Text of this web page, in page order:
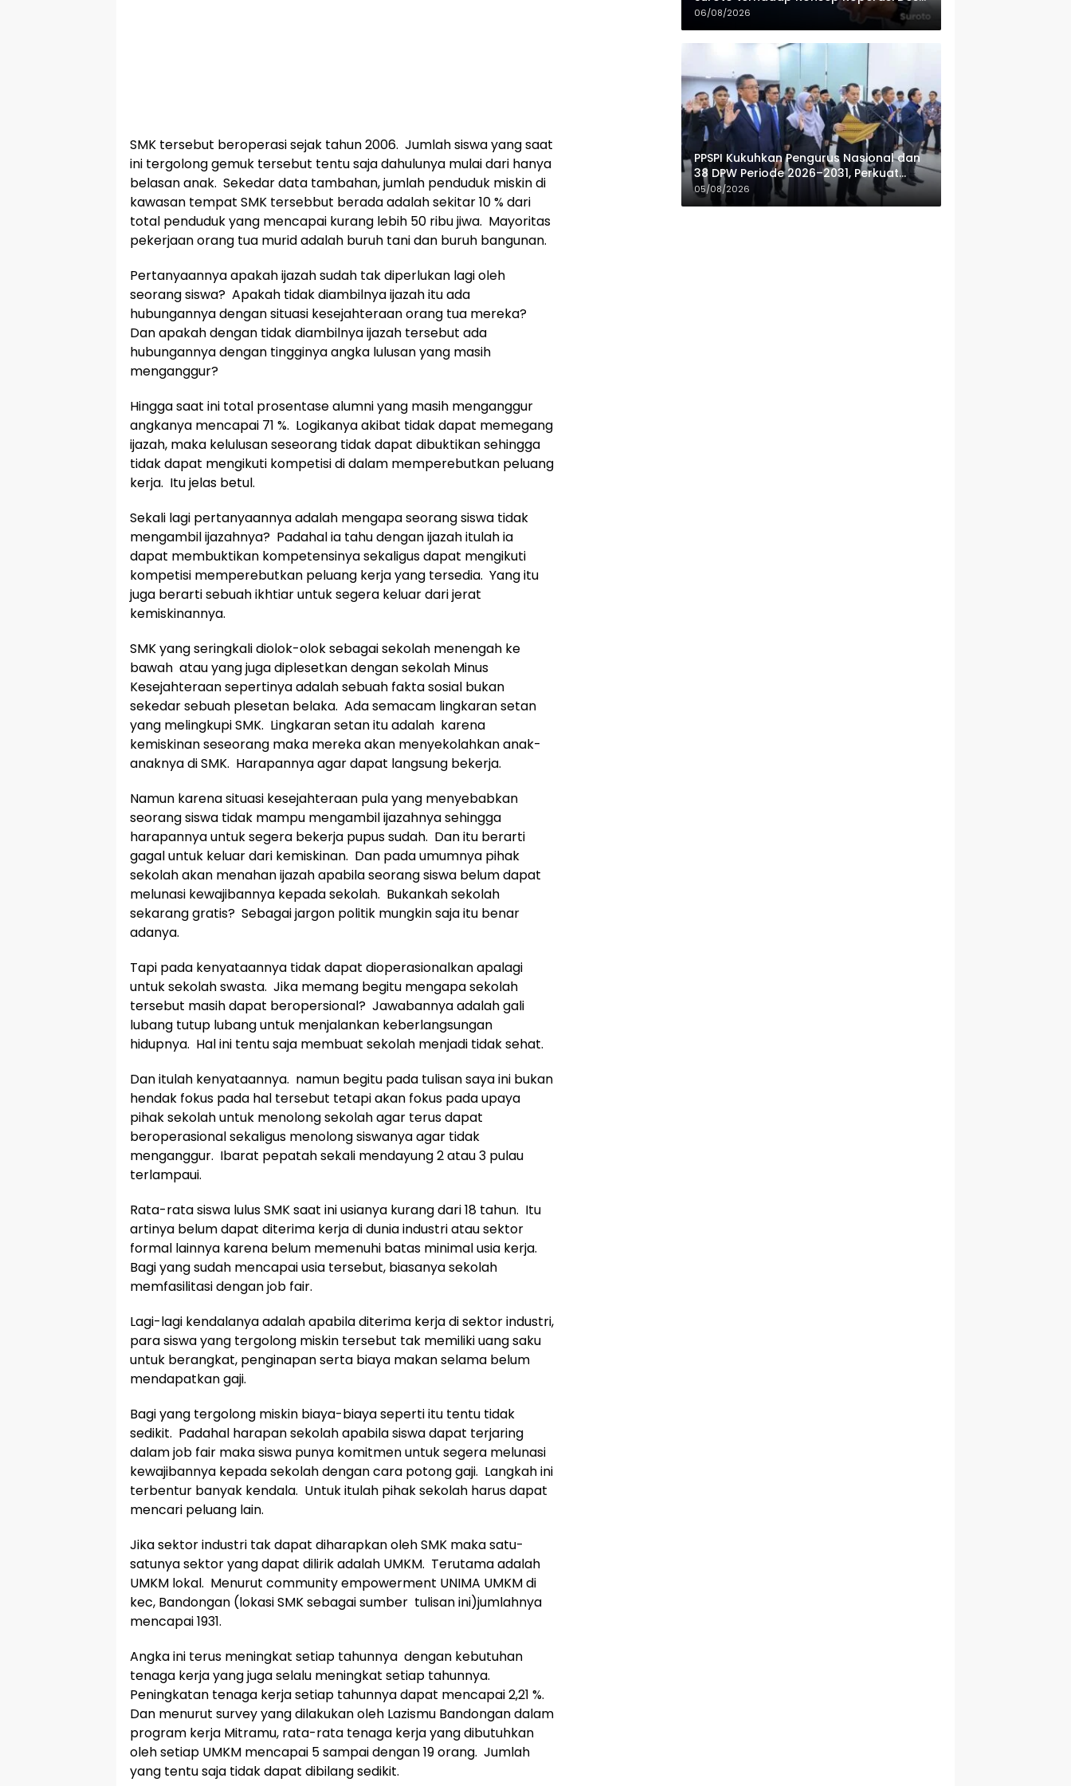
SMK tersebut beroperasi sejak tahun 2006. Jumlah siswa yang saat
ini tergolong gemuk tersebut tentu saja dahulunya mulai dari hanya
belasan anak. Sekedar data tambahan, jumlah penduduk miskin di
kawasan tempat SMK tersebbut berada adalah sekitar 10 % dari
total penduduk yang mencapai kurang lebih 50 ribu jiwa. Mayoritas
pekerjaan orang tua murid adalah buruh tani dan buruh bangunan.
Pertanyaannya apakah ijazah sudah tak diperlukan lagi oleh
seorang siswa? Apakah tidak diambilnya ijazah itu ada
hubungannya dengan situasi kesejahteraan orang tua mereka?
Dan apakah dengan tidak diambilnya ijazah tersebut ada
hubungannya dengan tingginya angka lulusan yang masih
menganggur?
Hingga saat ini total prosentase alumni yang masih menganggur
angkanya mencapai 71 %. Logikanya akibat tidak dapat memegang
ijazah, maka kelulusan seseorang tidak dapat dibuktikan sehingga
tidak dapat mengikuti kompetisi di dalam memperebutkan peluang
kerja. Itu jelas betul.
Sekali lagi pertanyaannya adalah mengapa seorang siswa tidak
mengambil ijazahnya? Padahal ia tahu dengan ijazah itulah ia
dapat membuktikan kompetensinya sekaligus dapat mengikuti
kompetisi memperebutkan peluang kerja yang tersedia. Yang itu
juga berarti sebuah ikhtiar untuk segera keluar dari jerat
kemiskinannya.
SMK yang seringkali diolok-olok sebagai sekolah menengah ke
bawah atau yang juga diplesetkan dengan sekolah Minus
Kesejahteraan sepertinya adalah sebuah fakta sosial bukan
sekedar sebuah plesetan belaka. Ada semacam lingkaran setan
yang melingkupi SMK. Lingkaran setan itu adalah karena
kemiskinan seseorang maka mereka akan menyekolahkan anak-
anaknya di SMK. Harapannya agar dapat langsung bekerja.
Namun karena situasi kesejahteraan pula yang menyebabkan
seorang siswa tidak mampu mengambil ijazahnya sehingga
harapannya untuk segera bekerja pupus sudah. Dan itu berarti
gagal untuk keluar dari kemiskinan. Dan pada umumnya pihak
sekolah akan menahan ijazah apabila seorang siswa belum dapat
melunasi kewajibannya kepada sekolah. Bukankah sekolah
sekarang gratis? Sebagai jargon politik mungkin saja itu benar
adanya.
Tapi pada kenyataannya tidak dapat dioperasionalkan apalagi
untuk sekolah swasta. Jika memang begitu mengapa sekolah
tersebut masih dapat beropersional? Jawabannya adalah gali
lubang tutup lubang untuk menjalankan keberlangsungan
hidupnya. Hal ini tentu saja membuat sekolah menjadi tidak sehat.
Dan itulah kenyataannya. namun begitu pada tulisan saya ini bukan
hendak fokus pada hal tersebut tetapi akan fokus pada upaya
pihak sekolah untuk menolong sekolah agar terus dapat
beroperasional sekaligus menolong siswanya agar tidak
menganggur. Ibarat pepatah sekali mendayung 2 atau 3 pulau
terlampaui.
Rata-rata siswa lulus SMK saat ini usianya kurang dari 18 tahun. Itu
artinya belum dapat diterima kerja di dunia industri atau sektor
formal lainnya karena belum memenuhi batas minimal usia kerja.
Bagi yang sudah mencapai usia tersebut, biasanya sekolah
memfasilitasi dengan job fair.
Lagi-lagi kendalanya adalah apabila diterima kerja di sektor industri,
para siswa yang tergolong miskin tersebut tak memiliki uang saku
untuk berangkat, penginapan serta biaya makan selama belum
mendapatkan gaji.
Bagi yang tergolong miskin biaya-biaya seperti itu tentu tidak
sedikit. Padahal harapan sekolah apabila siswa dapat terjaring
dalam job fair maka siswa punya komitmen untuk segera melunasi
kewajibannya kepada sekolah dengan cara potong gaji. Langkah ini
terbentur banyak kendala. Untuk itulah pihak sekolah harus dapat
mencari peluang lain.
Jika sektor industri tak dapat diharapkan oleh SMK maka satu-
satunya sektor yang dapat dilirik adalah UMKM. Terutama adalah
UMKM lokal. Menurut community empowerment UNIMA UMKM di
kec, Bandongan (lokasi SMK sebagai sumber tulisan ini)jumlahnya
mencapai 1931.
Angka ini terus meningkat setiap tahunnya dengan kebutuhan
tenaga kerja yang juga selalu meningkat setiap tahunnya.
Peningkatan tenaga kerja setiap tahunnya dapat mencapai 2,21 %.
Dan menurut survey yang dilakukan oleh Lazismu Bandongan dalam
program kerja Mitramu, rata-rata tenaga kerja yang dibutuhkan
oleh setiap UMKM mencapai 5 sampai dengan 19 orang. Jumlah
yang tentu saja tidak dapat dibilang sedikit.
Merah Putih
06/08/2026
PPSPI Kukuhkan Pengurus Nasional dan
38 DPW Periode 2026–2031, Perkuat
Profesionalisme Sektor Publik
05/08/2026